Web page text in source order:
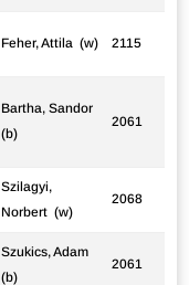
Feher, Attila (w) 2115
Bartha, Sandor
(b)
2061
Szilagyi,
Norbert (w)
2068
Szukics, Adam
(b)
2061